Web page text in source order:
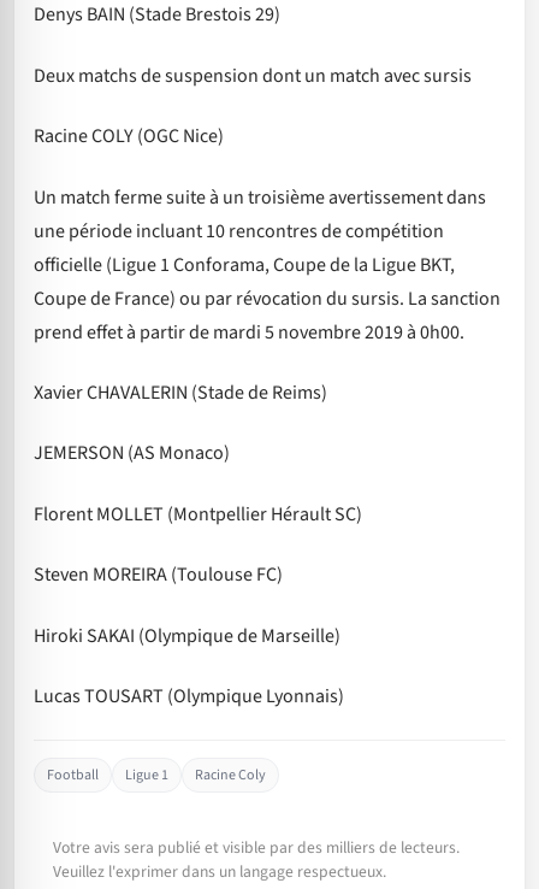
Denys BAIN (Stade Brestois 29)
Deux matchs de suspension dont un match avec sursis
Racine COLY (OGC Nice)
Un match ferme suite à un troisième avertissement dans
une période incluant 10 rencontres de compétition
officielle (Ligue 1 Conforama, Coupe de la Ligue BKT,
Coupe de France) ou par révocation du sursis. La sanction
prend effet à partir de mardi 5 novembre 2019 à 0h00.
Xavier CHAVALERIN (Stade de Reims)
JEMERSON (AS Monaco)
Florent MOLLET (Montpellier Hérault SC)
Steven MOREIRA (Toulouse FC)
Hiroki SAKAI (Olympique de Marseille)
Lucas TOUSART (Olympique Lyonnais)
Football Ligue 1 Racine Coly
Votre avis sera publié et visible par des milliers de lecteurs.
Veuillez l'exprimer dans un langage respectueux.